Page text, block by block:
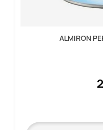
ALMIRON